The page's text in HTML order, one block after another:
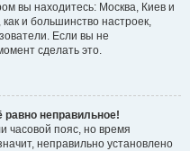
вы находитесь: Москва, Киев и
и большинство настроек,
Если вы не
сделать это.
равно неправильное!
часовой пояс, но время
неправильно установлено